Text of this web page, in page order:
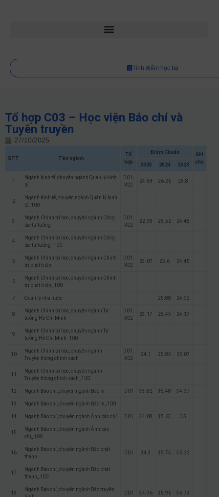
Tính điểm học bạ
Tổ hợp C03 – Học viện Báo chí và
Tuyên truyền
27/10/2025
STT Tên ngành
Tổ
hợp
Điểm Chuẩn
Ghi
chú
2025 2024 2023
1
Ngành kinh tế, chuyên ngành Quản lý kinh
tế
D01;
X02
24.58 26.26 25.8
2
Ngành Kinh tế, chuyên ngành Quản lý kinh
tế_100
3
Ngành Chính trị học, chuyên ngành Công
tác tư tưởng
D01;
X02
22.98 25.52 24.48
4
Ngành Chính trị học, chuyên ngành Công
tác tư tưởng_100
5
Ngành Chính trị học, chuyên ngành Chính
trị phát triển
D01;
X02
23.07 25.6 24.45
6
Ngành Chính trị học, chuyên ngành Chính
trị phát triển_100
7 Quản lý nhà nước 25.88 24.92
8
Ngành Chính trị học, chuyên ngành Tư
tưởng Hồ Chí Minh
D01;
X02
23.17 25.45 24.17
9
Ngành Chính trị học, chuyên ngành Tư
tưởng Hồ Chí Minh_100
10
Ngành Chính trị học, chuyên ngành
Truyền thông chính sách
D01;
X02
24.1 25.85 25.07
11
Ngành Chính trị học, chuyên ngành
Truyền thông chính sách_100
12 Ngành Báo chí, chuyên ngành Báo in D01 33.82 35.48 34.97
13 Ngành Báo chí, chuyên ngành Báo in_100
14 Ngành Báo chí, chuyên ngành Ảnh báo chí D01 34.08 35.63 35
15
Ngành Báo chí, chuyên ngành Ảnh báo
chí_100
16
Ngành Báo chí, chuyên ngành Báo phát
thanh
D01 34.3 35.75 35.22
17
Ngành Báo chí, chuyên ngành Báo phát
thanh_100
18
Ngành Báo chí, chuyên ngành Báo truyền
D01 34.96 35.96 35.73